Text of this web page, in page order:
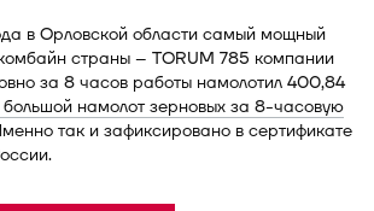
в Орловской области самый мощный
страны – TORUM 785 компании
за 8 часов работы намолотил 400,84
намолот зерновых за 8-часовую
так и зафиксировано в сертификате